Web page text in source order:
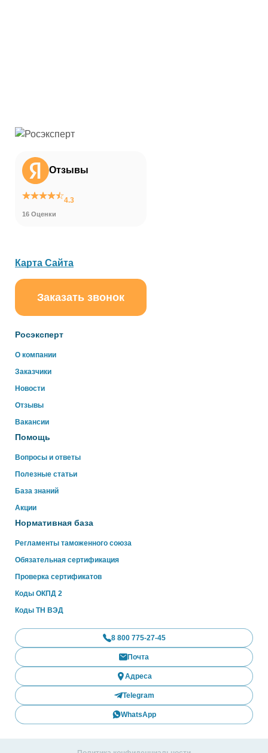
Отзывы
4.3
16 Оценки
Росэксперт
О компании
Заказчики
Новости
Отзывы
Вакансии
Помощь
Вопросы и ответы
Полезные статьи
База знаний
Акции
Нормативная база
Регламенты таможенного союза
Обязательная сертификация
Проверка сертификатов
Коды ОКПД 2
Коды ТН ВЭД
Карта Сайта
Заказать звонок
8 800 775-27-45
Почта
Адреса
Telegram
WhatsApp
online
Здравствуйте!
Свяжитесь с нами через WhatsApp нажав на кнопку